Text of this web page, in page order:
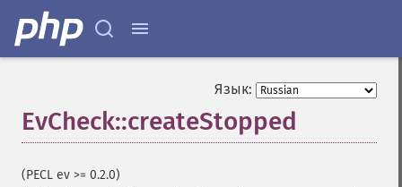
Язык:
EvCheck::createStopped
(PECL ev >= 0.2.0)